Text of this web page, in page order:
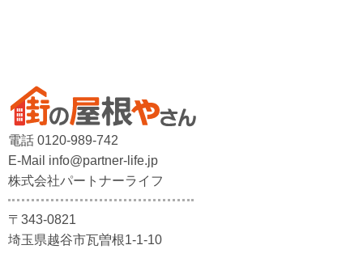
電話 0120-989-742
E-Mail info@partner-life.jp
株式会社パートナーライフ
〒343-0821
埼玉県越谷市瓦曽根1-1-10